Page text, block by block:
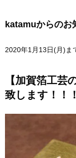
katamuからのお
2020年1月13日(月)ま
【加賀箔工芸
致します！！！